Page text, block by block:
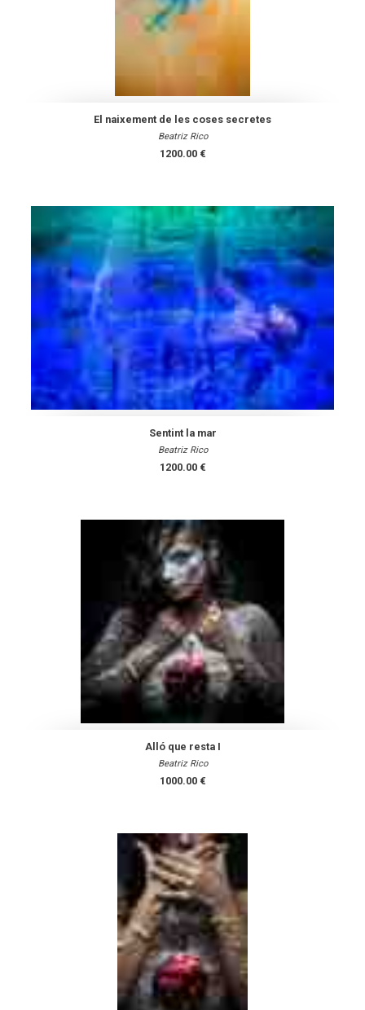
El naixement de les coses secretes
Beatriz Rico
1200.00 €
Sentint la mar
Beatriz Rico
1200.00 €
Alló que resta I
Beatriz Rico
1000.00 €